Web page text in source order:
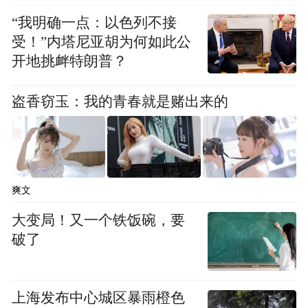
“我明确一点：以色列不接
受！”内塔尼亚胡为何如此公
开地挑衅特朗普？
盗香窃玉：我的青春就是赌出来的
爽文
大变局！又一个铁饭碗，要
破了
上海发布中心城区暴雨橙色